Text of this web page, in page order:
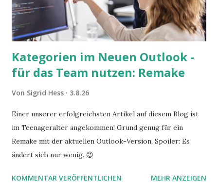
Kategorien im Neuen Outlook -
für das Team nutzen: Remake
Von Sigrid Hess 3.8.26
Einer unserer erfolgreichsten Artikel auf diesem Blog ist
im Teenageralter angekommen! Grund genug für ein
Remake mit der aktuellen Outlook-Version. Spoiler: Es
ändert sich nur wenig. 😉
KOMMENTAR VERÖFFENTLICHEN MEHR ANZEIGEN